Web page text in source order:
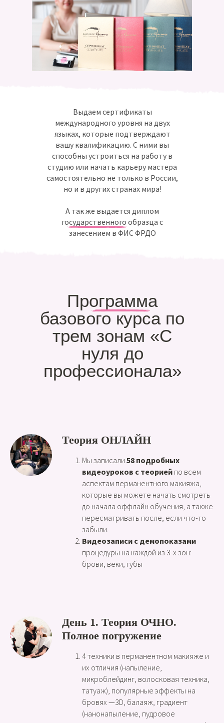
Выдаем сертификаты
международного уровня на двух
языках, которые подтверждают
вашу квалификацию. С ними вы
способны устроиться на работу в
студию или начать карьеру мастера
самостоятельно не только в России,
но и в других странах мира!
А так же выдается диплом
государственного образца с
занесением в ФИС ФРДО
Программа
базового курса по
трем зонам «C
нуля до
профессионала»
Теория ОНЛАЙН
Мы записали 58 подробных
видеоуроков с теорией по всем
аспектам перманентного макияжа,
которые вы можете начать смотреть
до начала оффлайн обучения, а также
пересматривать после, если что-то
забыли.
Видеозаписи с демопоказами
процедуры на каждой из 3-х зон:
брови, веки, губы
День 1. Теория ОЧНО.
Полное погружение
4 техники в перманентном макияже и
их отличия (напыление,
микроблейдинг, волосковая техника,
татуаж), популярные эффекты на
бровях —3D, балаяж, градиент
(нанонапыление, пудровое